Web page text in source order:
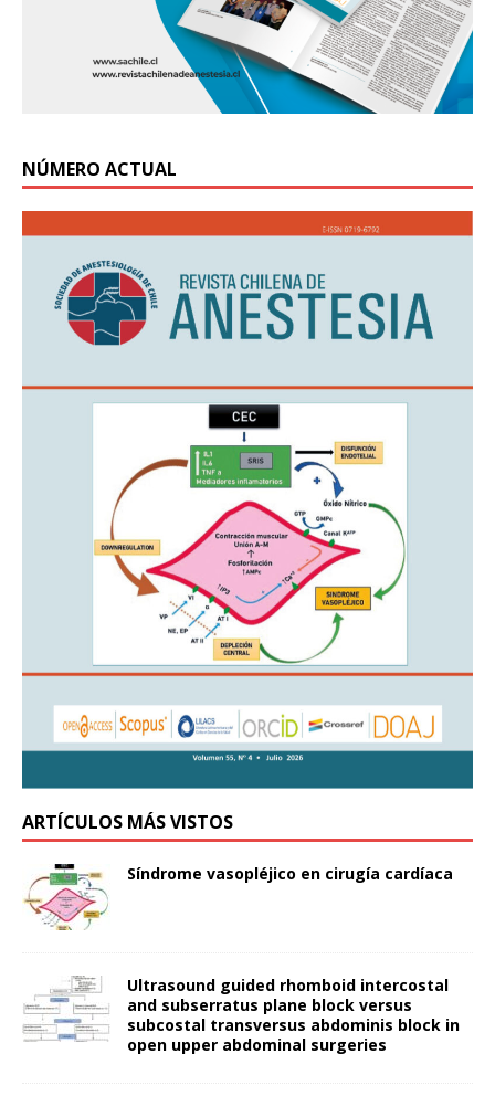
NÚMERO ACTUAL
ARTÍCULOS MÁS VISTOS
Síndrome vasopléjico en cirugía cardíaca
Ultrasound guided rhomboid intercostal
and subserratus plane block versus
subcostal transversus abdominis block in
open upper abdominal surgeries